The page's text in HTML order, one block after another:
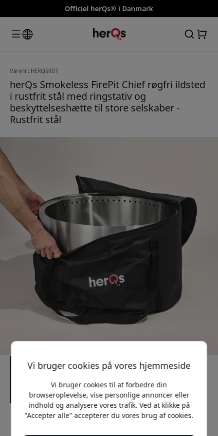
Officiel herQs® i Danmark
Varenr.: HERQS907
herQs Smokeless FirePit Chief røgfri ildsted
i rustfrit stål med ringstativ og
beskyttelseshætte til store selskaber -
Rustfrit stål
Anbefalet pris
Vi bruger cookies på vores hjemmeside
Vi bruger cookies til at forbedre din
browseroplevelse, vise personlige annoncer eller
indhold og analysere vores trafik. Ved at klikke på
"Accepter alle" accepterer du vores brug af cookies.